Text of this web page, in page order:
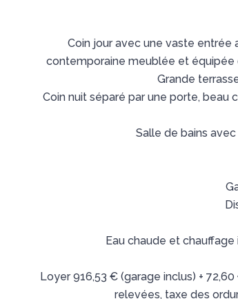
Coin jour avec une vaste entrée
contemporaine meublée et équipée
Grande
Coin nuit séparé par une porte,
Salle de bains
Eau chaude et
Loyer 916,53 € (garage inclus) +
relevées, taxe des